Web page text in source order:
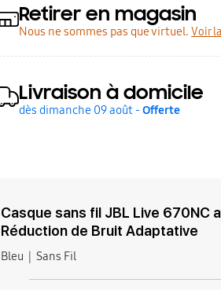
Retirer en magasin
Nous ne sommes pas que virtuel.Voir
Livraison à domicile
dès dimanche 09 août -Offerte
Casque sans fil JBL Live 670NC
Réduction de Bruit Adaptative
Bleu Sans Fil